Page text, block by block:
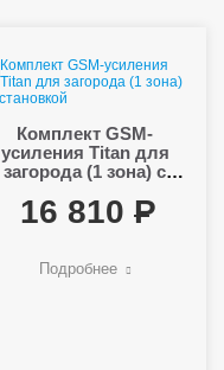
Комплект GSM-
усиления Titan для
загорода (1 зона) с
16 810
Подробнее